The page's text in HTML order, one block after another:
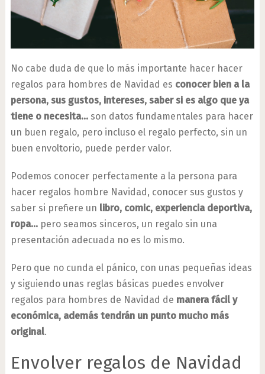
No cabe duda de que lo más importante hacer hacer
regalos para hombres de Navidad es conocer bien a la
persona, sus gustos, intereses, saber si es algo que ya
tiene o necesita…son datos fundamentales para hacer
un buen regalo, pero incluso el regalo perfecto, sin un
buen envoltorio, puede perder valor.
Podemos conocer perfectamente a la persona para
hacer regalos hombre Navidad, conocer sus gustos y
saber si prefiere un libro, comic, experiencia deportiva,
ropa…pero seamos sinceros, un regalo sin una
presentación adecuada no es lo mismo.
Pero que no cunda el pánico, con unas pequeñas ideas
y siguiendo unas reglas básicas puedes envolver
regalos para hombres de Navidad de manera fácil y
económica, además tendrán un punto mucho más
original.
Envolver regalos de Navidad